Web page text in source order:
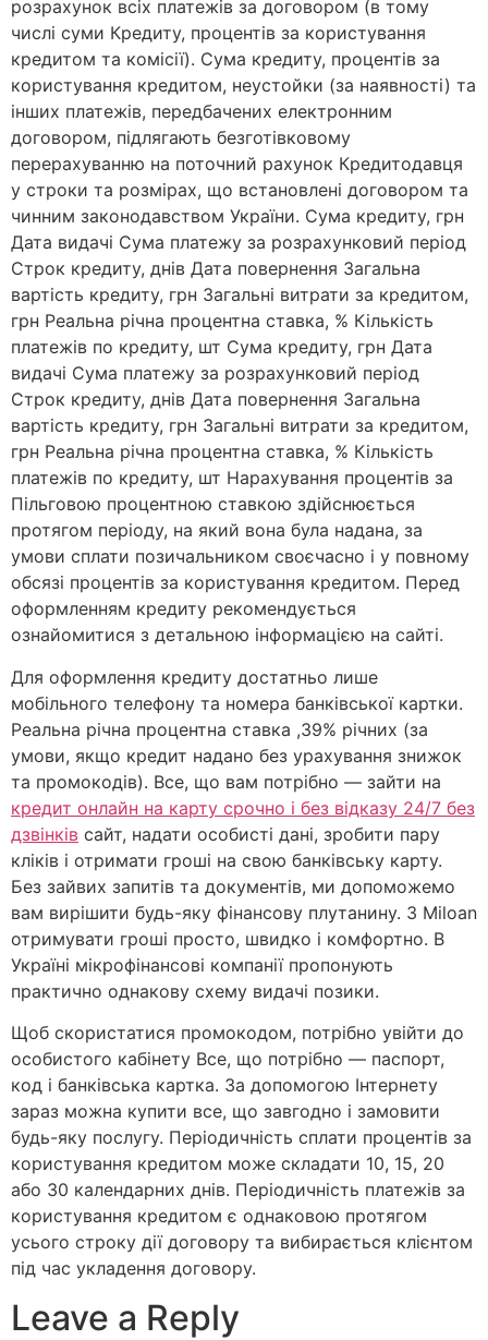
розрахунок всіх платежів за договором (в тому
числі суми Кредиту, процентів за користування
кредитом та комісії). Сума кредиту, процентів за
користування кредитом, неустойки (за наявності) та
інших платежів, передбачених електронним
договором, підлягають безготівковому
перерахуванню на поточний рахунок Кредитодавця
у строки та розмірах, що встановлені договором та
чинним законодавством України. Сума кредиту, грн
Дата видачі Сума платежу за розрахунковий період
Строк кредиту, днів Дата повернення Загальна
вартість кредиту, грн Загальні витрати за кредитом,
грн Реальна річна процентна ставка, % Кількість
платежів по кредиту, шт Сума кредиту, грн Дата
видачі Сума платежу за розрахунковий період
Строк кредиту, днів Дата повернення Загальна
вартість кредиту, грн Загальні витрати за кредитом,
грн Реальна річна процентна ставка, % Кількість
платежів по кредиту, шт Нарахування процентів за
Пільговою процентною ставкою здійснюється
протягом періоду, на який вона була надана, за
умови сплати позичальником своєчасно і у повному
обсязі процентів за користування кредитом. Перед
оформленням кредиту рекомендується
ознайомитися з детальною інформацією на сайті.
Для оформлення кредиту достатньо лише
мобільного телефону та номера банківської картки.
Реальна річна процентна ставка ,39% річних (за
умови, якщо кредит надано без урахування знижок
та промокодів). Все, що вам потрібно — зайти на
кредит онлайн на карту срочно і без відказу 24/7 без
дзвінків сайт, надати особисті дані, зробити пару
кліків і отримати гроші на свою банківську карту.
Без зайвих запитів та документів, ми допоможемо
вам вирішити будь-яку фінансову плутанину. З Miloan
отримувати гроші просто, швидко і комфортно. В
Україні мікрофінансові компанії пропонують
практично однакову схему видачі позики.
Щоб скористатися промокодом, потрібно увійти до
особистого кабінету Все, що потрібно — паспорт,
код і банківська картка. За допомогою Інтернету
зараз можна купити все, що завгодно і замовити
будь-яку послугу. Періодичність сплати процентів за
користування кредитом може складати 10, 15, 20
або 30 календарних днів. Періодичність платежів за
користування кредитом є однаковою протягом
усього строку дії договору та вибирається клієнтом
під час укладення договору.
Leave a Reply